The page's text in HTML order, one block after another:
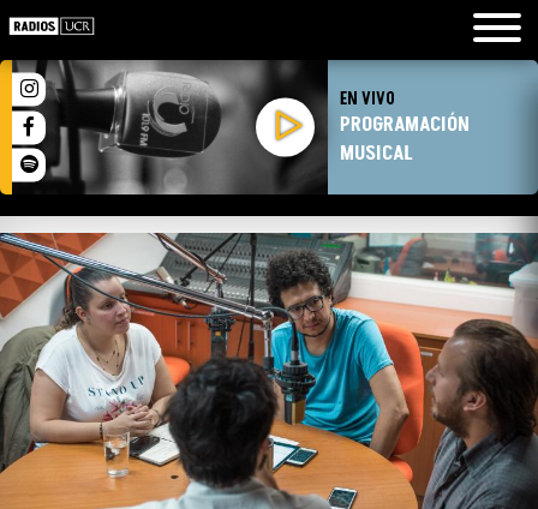
EN VIVO
PROGRAMACIÓN
MUSICAL